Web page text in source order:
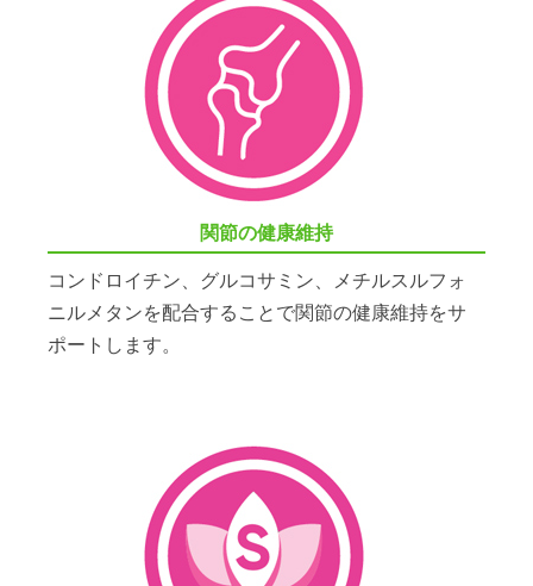
関節の健康維持
コンドロイチン、グルコサミン、メチルスルフォ
ニルメタンを配合することで関節の健康維持をサ
ポートします。